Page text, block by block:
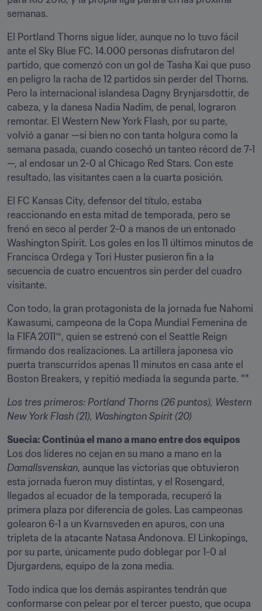
semanas.
El Portland Thorns sigue líder, aunque no lo tuvo fácil
ante el Sky Blue FC. 14.000 personas disfrutaron del
partido, que comenzó con un gol de Tasha Kai que puso
en peligro la racha de 12 partidos sin perder del Thorns.
Pero la internacional islandesa Dagny Brynjarsdottir, de
cabeza, y la danesa Nadia Nadim, de penal, lograron
remontar. El Western New York Flash, por su parte,
volvió a ganar —si bien no con tanta holgura como la
semana pasada, cuando cosechó un tanteo récord de 7-1
—, al endosar un 2-0 al Chicago Red Stars. Con este
resultado, las visitantes caen a la cuarta posición.
El FC Kansas City, defensor del título, estaba
reaccionando en esta mitad de temporada, pero se
frenó en seco al perder 2-0 a manos de un entonado
Washington Spirit. Los goles en los 11 últimos minutos de
Francisca Ordega y Tori Huster pusieron fin a la
secuencia de cuatro encuentros sin perder del cuadro
visitante.
Con todo, la gran protagonista de la jornada fue Nahomi
Kawasumi, campeona de la Copa Mundial Femenina de
la FIFA 2011™, quien se estrenó con el Seattle Reign
firmando dos realizaciones. La artillera japonesa vio
puerta transcurridos apenas 11 minutos en casa ante el
Boston Breakers, y repitió mediada la segunda parte. **
Los tres primeros: Portland Thorns (26 puntos), Western
New York Flash (21), Washington Spirit (20)
Damallsvenskan, aunque las victorias que obtuvieron
esta jornada fueron muy distintas, y el Rosengard,
llegados al ecuador de la temporada, recuperó la
primera plaza por diferencia de goles. Las campeonas
golearon 6-1 a un Kvarnsveden en apuros, con una
tripleta de la atacante Natasa Andonova. El Linkopings,
por su parte, únicamente pudo doblegar por 1-0 al
Djurgardens, equipo de la zona media.
Todo indica que los demás aspirantes tendrán que
conformarse con pelear por el tercer puesto, que ocupa